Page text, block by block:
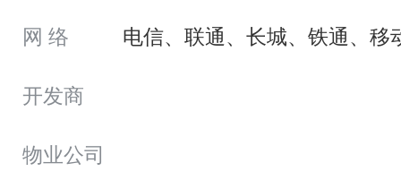
网 络 电信、联通、长城、铁通、移
开发商
物业公司